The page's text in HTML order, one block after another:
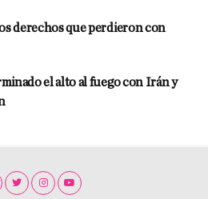
derechos que perdieron con
el alto al fuego con Irán y